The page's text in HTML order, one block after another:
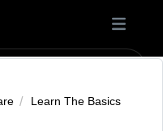
Learn The Basics